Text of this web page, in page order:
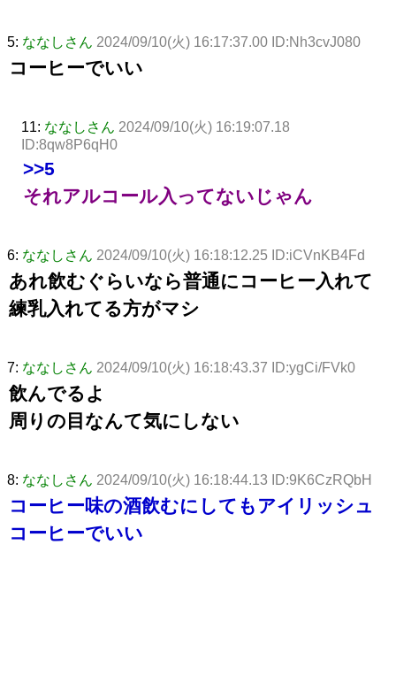
5: ななしさん 2024/09/10(火) 16:17:37.00 ID:Nh3cvJ080
コーヒーでいい
11: ななしさん 2024/09/10(火) 16:19:07.18
ID:8qw8P6qH0
>>5
それアルコール入ってないじゃん
6: ななしさん 2024/09/10(火) 16:18:12.25 ID:iCVnKB4Fd
あれ飲むぐらいなら普通にコーヒー入れて
練乳入れてる方がマシ
7: ななしさん 2024/09/10(火) 16:18:43.37 ID:ygCi/FVk0
飲んでるよ
周りの目なんて気にしない
8: ななしさん 2024/09/10(火) 16:18:44.13 ID:9K6CzRQbH
コーヒー味の酒飲むにしてもアイリッシュ
コーヒーでいい